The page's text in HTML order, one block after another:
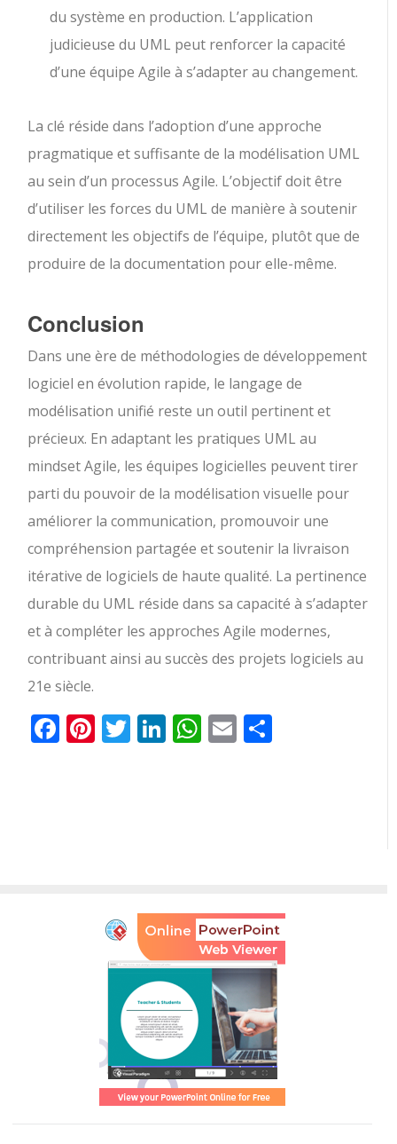
du système en production. L’application
judicieuse du UML peut renforcer la capacité
d’une équipe Agile à s’adapter au changement.
La clé réside dans l’adoption d’une approche
pragmatique et suffisante de la modélisation UML
au sein d’un processus Agile. L’objectif doit être
d’utiliser les forces du UML de manière à soutenir
directement les objectifs de l’équipe, plutôt que de
produire de la documentation pour elle-même.
Conclusion
Dans une ère de méthodologies de développement
logiciel en évolution rapide, le langage de
modélisation unifié reste un outil pertinent et
précieux. En adaptant les pratiques UML au
mindset Agile, les équipes logicielles peuvent tirer
parti du pouvoir de la modélisation visuelle pour
améliorer la communication, promouvoir une
compréhension partagée et soutenir la livraison
itérative de logiciels de haute qualité. La pertinence
durable du UML réside dans sa capacité à s’adapter
et à compléter les approches Agile modernes,
contribuant ainsi au succès des projets logiciels au
21e siècle.
Facebook
Pinterest
Twitter
LinkedIn
WhatsApp
Email